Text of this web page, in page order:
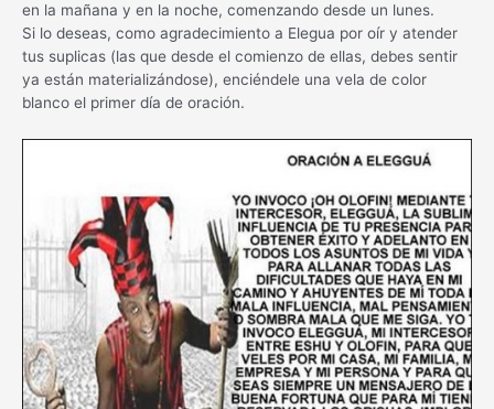
en la mañana y en la noche, comenzando desde un lunes.
Si lo deseas, como agradecimiento a Elegua por oír y atender
tus suplicas (las que desde el comienzo de ellas, debes sentir
ya están materializándose), enciéndele una vela de color
blanco el primer día de oración.